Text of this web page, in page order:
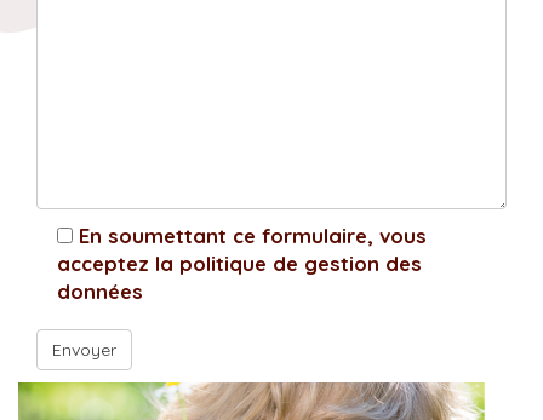
En soumettant ce formulaire, vous
acceptez la politique de gestion des
données